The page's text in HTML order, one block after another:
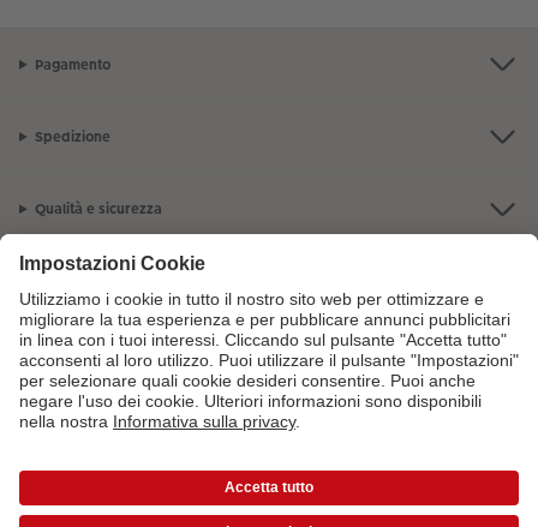
Pagamento
Spedizione
Qualità e sicurezza
L'azienda CEWE
I nostri prodotti
numero gratuito800141005dal lunedì alla domenica 9:00 - 20:00